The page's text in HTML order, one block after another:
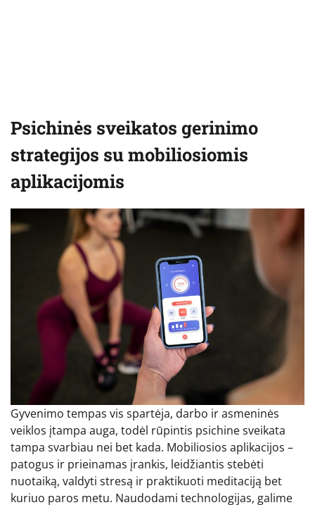
Psichinės sveikatos gerinimo
strategijos su mobiliosiomis
aplikacijomis
Gyvenimo tempas vis spartėja, darbo ir asmeninės
veiklos įtampa auga, todėl rūpintis psichine sveikata
tampa svarbiau nei bet kada. Mobiliosios aplikacijos –
patogus ir prieinamas įrankis, leidžiantis stebėti
nuotaiką, valdyti stresą ir praktikuoti meditaciją bet
kuriuo paros metu. Naudodami technologijas, galime